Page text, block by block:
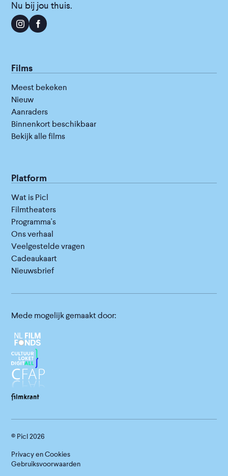
Nu bij jou thuis.
Films
Meest bekeken
Nieuw
Aanraders
Binnenkort beschikbaar
Bekijk alle films
Platform
Wat is Picl
Filmtheaters
Programma's
Ons verhaal
Veelgestelde vragen
Cadeaukaart
Nieuwsbrief
Mede mogelijk gemaakt door:
© Picl2026
Privacy en Cookies
Gebruiksvoorwaarden